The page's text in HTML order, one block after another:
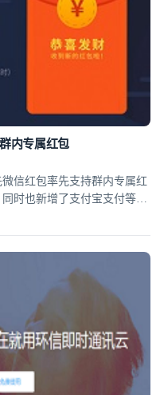
内专属红包
信红包率先支持群内专属红
时也新增了支付宝支付等新
和
云